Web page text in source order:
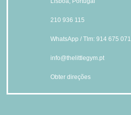
210 936 115
WhatsApp / Tlm: 914 675 071
info@thelittlegym.pt
Obter direções